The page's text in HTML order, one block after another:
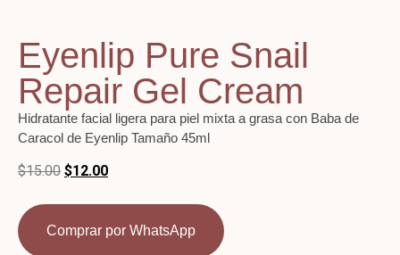
Eyenlip Pure Snail
Repair Gel Cream
Hidratante facial ligera para piel mixta a grasa con Baba de
Caracol de Eyenlip Tamaño 45ml
$15.00 $12.00
Comprar por WhatsApp